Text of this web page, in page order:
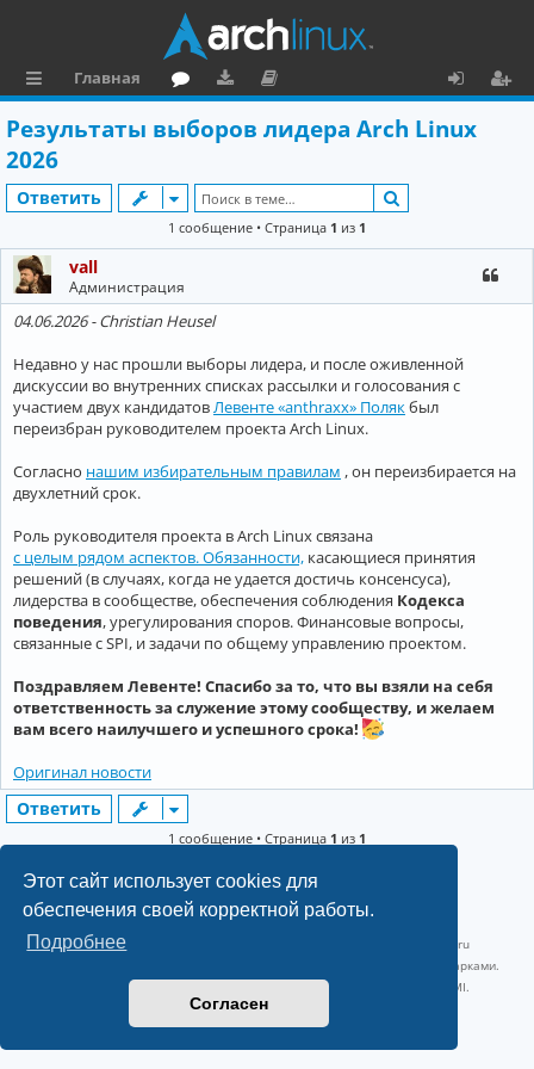
Этот сайт использует cookies для
обеспечения своей корректной работы.
Подробнее
Согласен
ы
л
и
Главная
м
ру
зк
и
м
е
н
и
я
а
Результаты выборов лидера Arch Linux
2026
Ответить
1 сообщение • Страница 1 из 1
vall
Администрация
04.06.2026 - Christian Heusel
Недавно у нас прошли выборы лидера, и после оживленной
дискуссии во внутренних списках рассылки и голосования с
участием двух кандидатовЛевенте «anthraxx» Полякбыл
переизбран руководителем проекта Arch Linux.
Согласно нашим избирательным правилам , он переизбирается на
двухлетний срок.
Роль руководителя проекта в Arch Linux связана
с целым рядом аспектов. Обязанности, касающиеся принятия
решений (в случаях, когда не удается достичь консенсуса),
лидерства в сообществе, обеспечения соблюдения Кодекса
поведения, урегулирования споров. Финансовые вопросы,
связанные с SPI, и задачи по общему управлению проектом.
Поздравляем Левенте! Спасибо за то, что вы взяли на себя
ответственность за служение этому сообществу, и желаем
вам всего наилучшего и успешного срока!
Оригинал новости
Ответить
1 сообщение • Страница 1 из 1
©2022-2026, Русскоязычное сообщество Arch Linux.
Linux 6.18.40-1-lts x86_64 GNU/Linux 2026-07-26 08:48:12 |
vps reg.ru
Название и логотип Arch Linux ™ являются признанными торговыми марками.
Linux ® — зарегистрированная торговая марка Linus Torvalds и LMI.
Конфиденциальность